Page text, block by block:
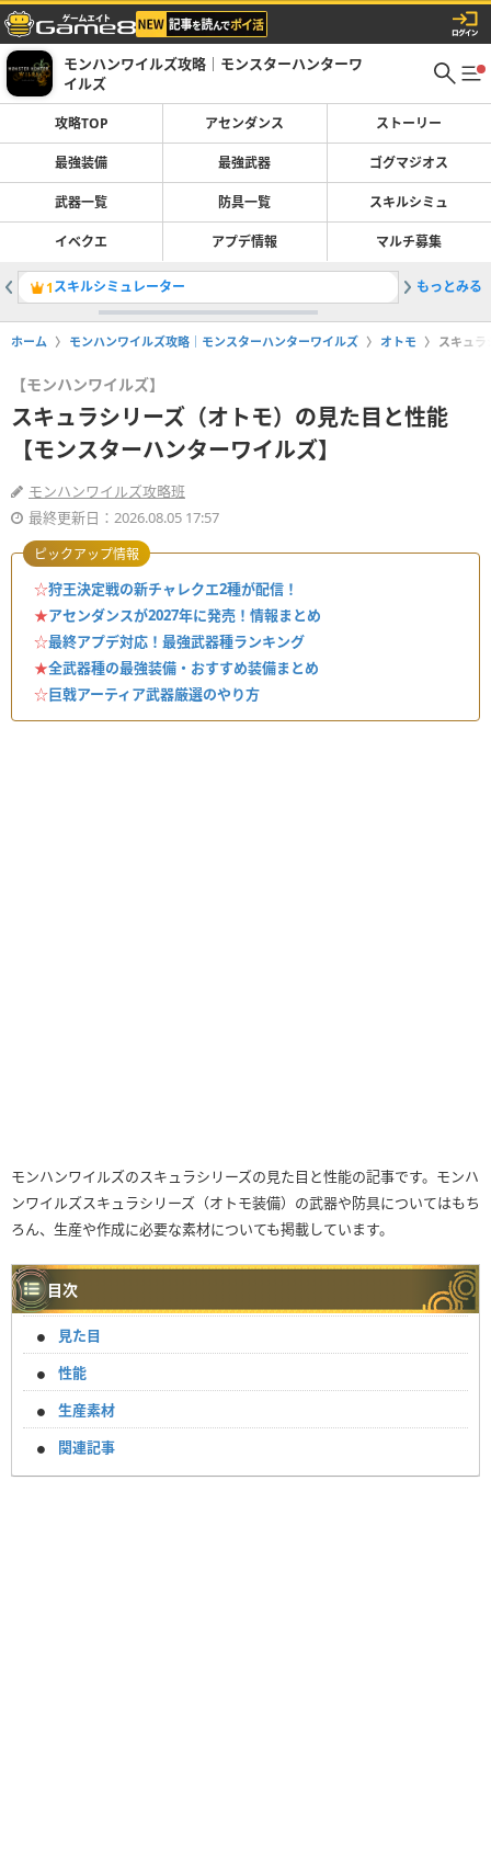
モンハンワイルズ攻略｜モンスターハンターワ
イルズ
攻略TOP アセンダンス ストーリー
最強装備 最強武器 ゴグマジオス
武器一覧 防具一覧 スキルシミュ
イベクエ アプデ情報 マルチ募集
1スキルシミュレーター 2最強装
もっとみる
ホーム モンハンワイルズ攻略｜モンスターハンターワイルズ オトモ スキュラ
【モンハンワイルズ】
スキュラシリーズ（オトモ）の見た目と性能
【モンスターハンターワイルズ】
モンハンワイルズ攻略班
最終更新日：2026.08.05 17:57
☆狩王決定戦の新チャレクエ2種が配信！
★アセンダンスが2027年に発売！情報まとめ
☆最終アプデ対応！最強武器種ランキング
★全武器種の最強装備・おすすめ装備まとめ
☆巨戟アーティア武器厳選のやり方
ピックアップ情報
モンハンワイルズのスキュラシリーズの見た目と性能の記事です。モンハ
ンワイルズスキュラシリーズ（オトモ装備）の武器や防具についてはもち
ろん、生産や作成に必要な素材についても掲載しています。
目次
見た目
性能
生産素材
関連記事